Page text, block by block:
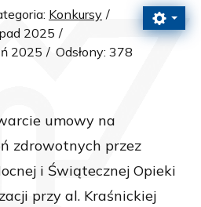
Konkursy
2025
2025
Odsłony: 378
umowy na
zdrowotnych przez
i Świątecznej Opieki
przy al. Kraśnickiej